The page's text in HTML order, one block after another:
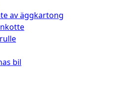
av äggkartong
bil